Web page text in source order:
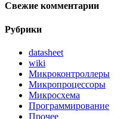
Свежие комментарии
Рубрики
datasheet
wiki
Микроконтроллеры
Микропроцессоры
Микросхема
Программирование
Прочее